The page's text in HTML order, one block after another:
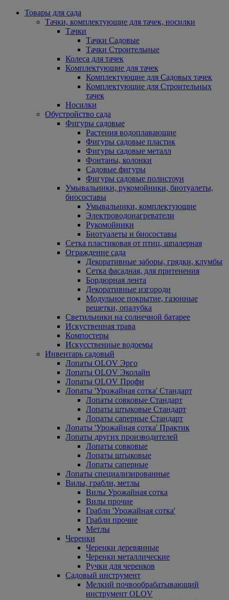
Товары для сада
Тачки, комплектующие для тачек, носилки
Тачки
Тачки Садовые
Тачки Строительные
Колеса для тачек
Комплектующие для тачек
Комплектующие для Садовых тачек
Комплектующие для Строительных
тачек
Носилки
Обустройство сада
Фигуры садовые
Растения водоплавающие
Фигуры садовые пластик
Фигуры садовые металл
Фонтаны, колонки
Садовые фигуры
Фигуры садовые полистоун
Умывальники, рукомойники, биотуалеты,
биосоставы
Умывальники, комплектующие
Электроводонагреватели
Рукомойники
Биотуалеты и биосоставы
Сетка пластиковая от птиц, шпалерная
Ограждение сада
Декоративные заборы, грядки, клумбы
Сетка фасадная, для притенения
Бордюрная лента
Декоративные изгороди
Модульное покрытие, газонные
решетки, опалубка
Светильники на солнечной батарее
Искуственная трава
Компостеры
Искусственные водоемы
Инвентарь садовый
Лопаты OLOV Эрго
Лопаты OLOV Эколайн
Лопаты OLOV Профи
Лопаты 'Урожайная сотка' Стандарт
Лопаты совковые Стандарт
Лопаты штыковые Стандарт
Лопаты саперные Стандарт
Лопаты 'Урожайная сотка' Практик
Лопаты других производителей
Лопаты совковые
Лопаты штыковые
Лопаты саперные
Лопаты специализированные
Вилы, грабли, метлы
Вилы Урожайная сотка
Вилы прочие
Грабли 'Урожайная сотка'
Грабли прочие
Метлы
Черенки
Черенки деревянные
Черенки металлические
Ручки для черенков
Садовый инструмент
Мелкий почвообрабатывающий
инструмент OLOV